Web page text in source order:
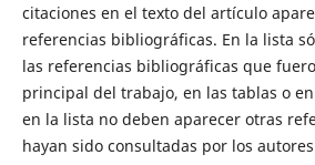
citaciones en el texto del artículo
referencias bibliográficas. En la lista
las referencias bibliográficas que
principal del trabajo, en las tablas o
en la lista no deben aparecer otras
hayan sido consultadas por los